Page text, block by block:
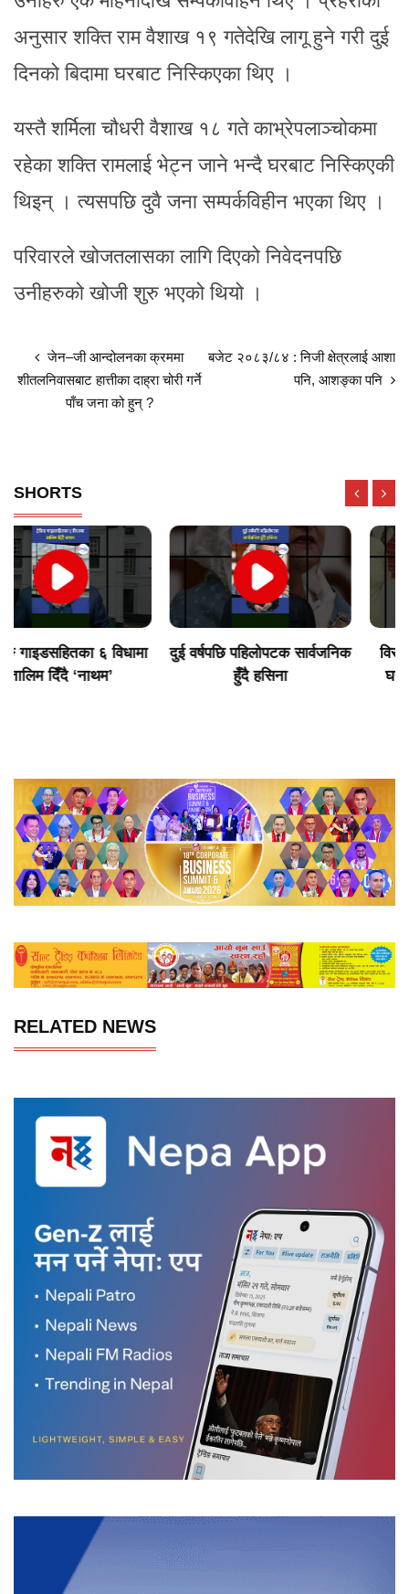
अनुसार शक्ति राम वैशाख १९ गतेदेखि लागू हुने गरी दुई
दिनको बिदामा घरबाट निस्किएका थिए ।
यस्तै शर्मिला चौधरी वैशाख १८ गते काभ्रेपलाञ्चोकमा
रहेका शक्ति रामलाई भेट्न जाने भन्दै घरबाट निस्किएकी
थिइन् । त्यसपछि दुवै जना सम्पर्कविहीन भएका थिए ।
परिवारले खोजतलासका लागि दिएको निवेदनपछि
उनीहरुको खोजी शुरु भएको थियो ।
जेन–जी आन्दोलनका क्रममा
शीतलनिवासबाट हात्तीका दाह्रा चोरी गर्ने
पाँच जना को हुन् ?
बजेट २०८३/८४ : निजी क्षेत्रलाई आशा
पनि, आशङ्का पनि
SHORTS
दुई वर्षपछि पहिलोपटक सार्वजनिक
हुँदै हसिना
विराटनगरका उद्योगी मुन्दडाको
घर र अफिसमा साढे ५ घण्टा
RELATED NEWS